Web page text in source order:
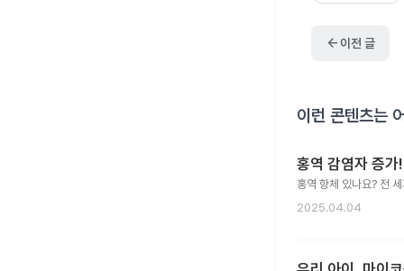
arrow_back이전 글
이런 콘텐츠는
홍역 감염자 증
홍역 항체 있나요? 전
2025.04.04